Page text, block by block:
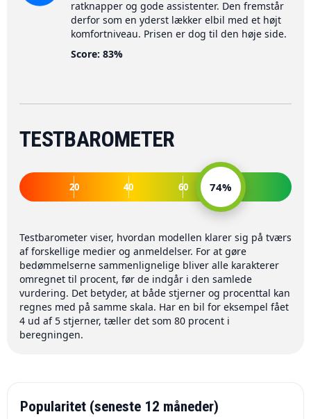
ratknapper og gode assistenter. Den fremstår
derfor som en yderst lækker elbil med et højt
komfortniveau. Prisen er dog til den høje side.
Score: 83%
TESTBAROMETER
20 40 60 80
74%
Testbarometer viser, hvordan modellen klarer sig på tværs
af forskellige medier og anmeldelser. For at gøre
bedømmelserne sammenlignelige bliver alle karakterer
omregnet til procent, før de indgår i den samlede
vurdering. Det betyder, at både stjerner og procenttal kan
regnes med på samme skala. Har en bil for eksempel fået
4 ud af 5 stjerner, tæller det som 80 procent i
beregningen.
Popularitet (seneste 12 måneder)